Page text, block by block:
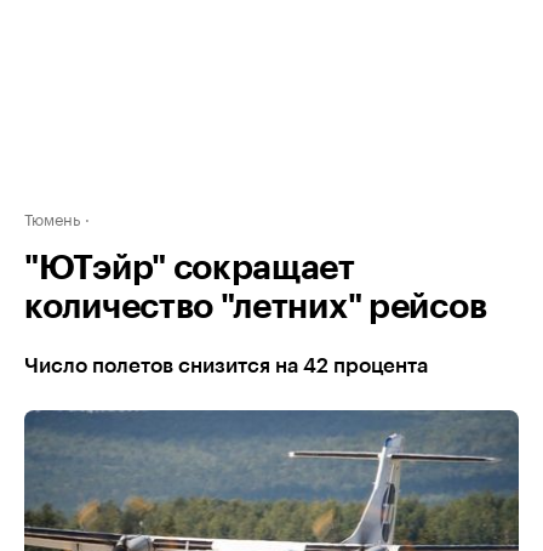
Тюмень
"ЮТэйр" сокращает
количество "летних" рейсов
Число полетов снизится на 42 процента